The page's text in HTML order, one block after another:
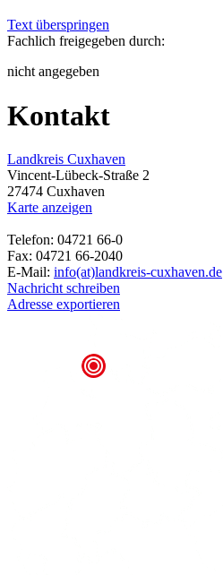
Text überspringen
Fachlich freigegeben durch:
nicht angegeben
Kontakt
Landkreis Cuxhaven
Vincent-Lübeck-Straße 2
27474 Cuxhaven
Karte anzeigen
Telefon: 04721 66-0
Fax: 04721 66-2040
E-Mail: info(at)landkreis-cuxhaven.de
Nachricht schreiben
Adresse exportieren